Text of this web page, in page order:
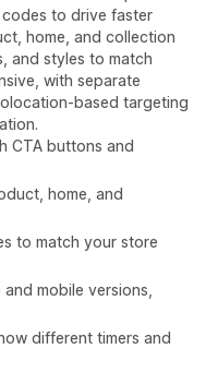
to drive faster
home, and collection
and styles to match
with separate
based targeting
CTA buttons and
home, and
to match your store
mobile versions,
different timers and